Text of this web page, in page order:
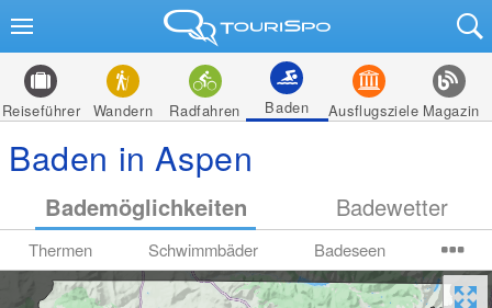
Reiseführer Wandern Radfahren Baden Ausflugsziele Magazin
Baden in Aspen
Bademöglichkeiten Badewetter
Thermen Schwimmbäder Badeseen